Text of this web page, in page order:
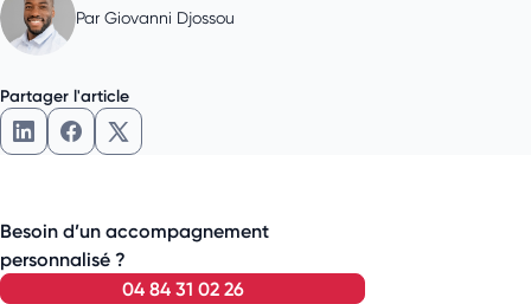
Par Giovanni Djossou
Partager l'article
Besoin d’un accompagnement
personnalisé ?
04 84 31 02 26